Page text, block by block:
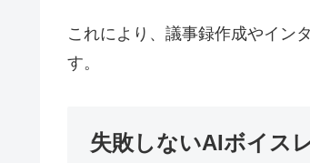
これにより、議事録作成やイン
す。
失敗しないAIボイス